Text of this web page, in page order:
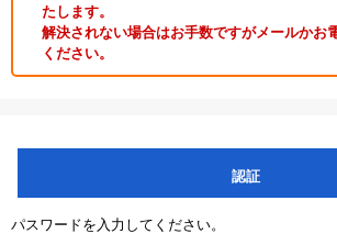
たします。
解決されない場合はお手数ですがメールかお
ください。
認証
パスワードを入力してください。